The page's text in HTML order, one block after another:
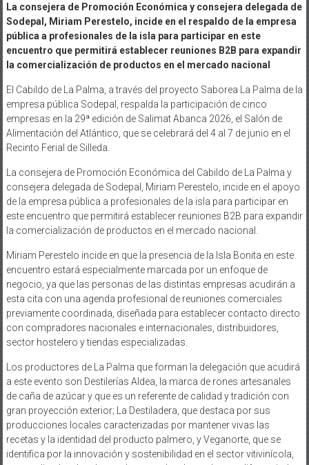
La consejera de Promoción Económica y consejera delegada de
Sodepal, Miriam Perestelo, incide en el respaldo de la empresa
pública a profesionales de la isla para participar en este
encuentro que permitirá establecer reuniones B2B para expandir
la comercialización de productos en el mercado nacional
El Cabildo de La Palma, a través del proyecto Saborea La Palma de la
empresa pública Sodepal, respalda la participación de cinco
empresas en la 29ª edición de Salimat Abanca 2026, el Salón de
Alimentación del Atlántico, que se celebrará del 4 al 7 de junio en el
Recinto Ferial de Silleda.
La consejera de Promoción Económica del Cabildo de La Palma y
consejera delegada de Sodepal, Miriam Perestelo, incide en el apoyo
de la empresa pública a profesionales de la isla para participar en
este encuentro que permitirá establecer reuniones B2B para expandir
la comercialización de productos en el mercado nacional.
Miriam Perestelo incide en que la presencia de la Isla Bonita en este
encuentro estará especialmente marcada por un enfoque de
negocio, ya que las personas de las distintas empresas acudirán a
esta cita con una agenda profesional de reuniones comerciales
previamente coordinada, diseñada para establecer contacto directo
con compradores nacionales e internacionales, distribuidores,
sector hostelero y tiendas especializadas.
Los productores de La Palma que forman la delegación que acudirá
a este evento son Destilerías Aldea, la marca de rones artesanales
de caña de azúcar y que es un referente de calidad y tradición con
gran proyección exterior; La Destiladera, que destaca por sus
producciones locales caracterizadas por mantener vivas las
recetas y la identidad del producto palmero, y Veganorte, que se
identifica por la innovación y sostenibilidad en el sector vitivinícola,